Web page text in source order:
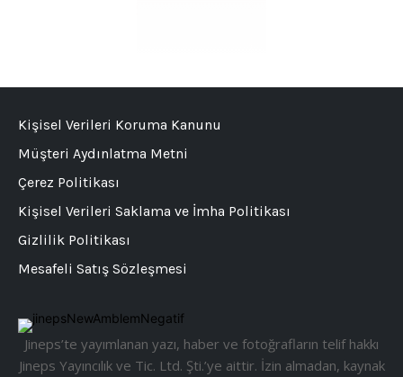
Jineps’te yayımlanan yazı, haber ve fotoğrafların telif hakkı
Jineps Yayıncılık ve Tic. Ltd. Şti.’ye aittir. İzin almadan, kaynak
Kişisel Verileri Koruma Kanunu
Müşteri Aydınlatma Metni
Çerez Politikası
Kişisel Verileri Saklama ve İmha Politikası
Gizlilik Politikası
Mesafeli Satış Sözleşmesi